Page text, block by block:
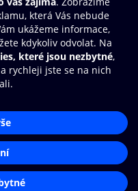
O2 Knihovna
své e-knihy a
rychleji a pohodlněji.